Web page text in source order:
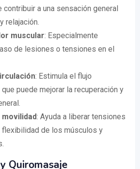
contribuir a una sensación general
relajación.
muscular: Especialmente
de lesiones o tensiones en el
: Estimula el flujo
puede mejorar la recuperación y
: Ayuda a liberar tensiones
flexibilidad de los músculos y
Quiromasaje